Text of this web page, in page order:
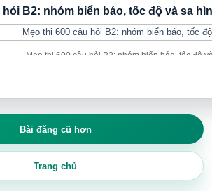
hỏi B2: nhóm biển báo, tốc độ và sa
Mẹo thi 600 câu hỏi B2: nhóm biển báo, tốc độ
Mẹo thi B2 hữu ích nhất khi bạn dùng nó để nhận
đề. Đừng chỉ học mẹo rời rạc; hãy học theo
Bài đăng cũ hơn
Trang chủ